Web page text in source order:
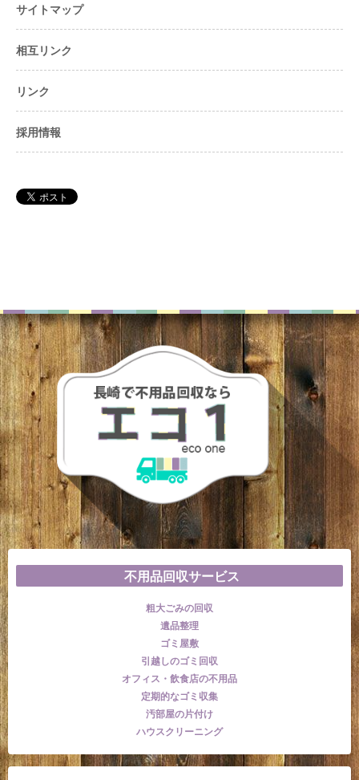
サイトマップ
相互リンク
リンク
採用情報
不用品回収サービス
粗大ごみの回収
遺品整理
ゴミ屋敷
引越しのゴミ回収
オフィス・飲食店の不用品
定期的なゴミ収集
汚部屋の片付け
ハウスクリーニング